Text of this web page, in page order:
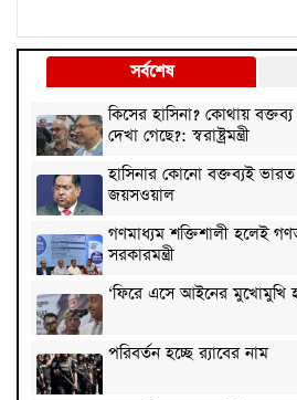
সর্বশেষ
কিসের হাসিনা? কোথায় বক্তব্য
দেখা গেছে?: স্বরাষ্ট্রমন্ত্রী
হাসিনার কোনো বক্তব্যই
জয়সওয়াল
গণমাধ্যম শক্তিশালী হলেই
সরকারমন্ত্রী
‘ফিরে এসে আইনের মুখোমুখি
পরিবর্তন হচ্ছে র‌্যাবের নাম